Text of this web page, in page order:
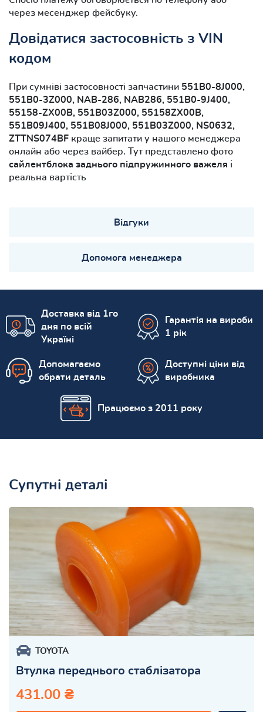
через месенджер фейсбуку.
Довідатися застосовність з VIN
кодом
При сумніві застосовності запчастини 551B0-8J000,
551B0-3Z000, NAB-286, NAB286, 551B0-9J400,
55158-ZX00B, 551B03Z000, 55158ZX00B,
551B09J400, 551B08J000, 551B03Z000, NS0632,
ZTTNS074BF краще запитати у нашого менеджера
онлайн або через вайбер. Тут представлено фото
сайлентблока заднього підпружинного важеля і
реальна вартість
Відгуки
Допомога менеджера
Доставка від 1го
дня по всій
Україні
Гарантія на вироби
1 рік
Допомагаємо
обрати деталь
Доступні ціни від
виробника
Працюємо з 2011 року
Супутні деталі
TOYOTA
Втулка переднього стаблізатора
431.00 ₴